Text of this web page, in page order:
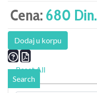
Cena: 680 Din.
Dodaj u korpu
Reset All
Search